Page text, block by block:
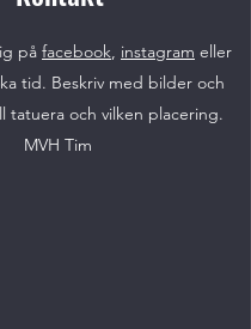
på facebook, instagram eller
tid. Beskriv med bilder och
tatuera och vilken placering.
MVH Tim